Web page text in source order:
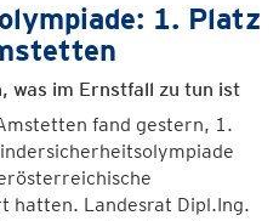
1. Platz
was im Ernstfall zu tun ist
fand gestern, 1.
hatten. Landesrat Dipl.Ing.